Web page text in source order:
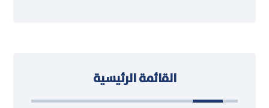
القائمة الرئيسية